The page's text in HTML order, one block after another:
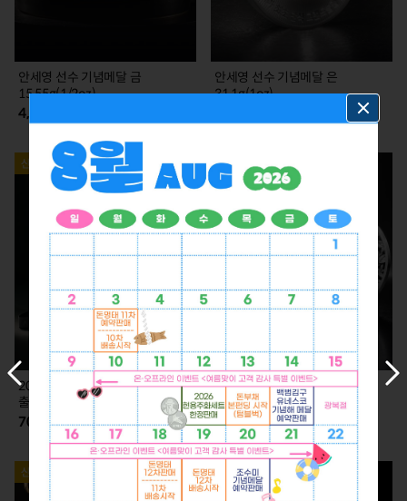
안세영 선수 기념메달 금
15.55g(1/2oz)
4,785,000
안세영 선수 기념메달 은
31.1g(1oz)
2026 KLPGA 카드형 실버 (7.2.
출고)
70,000
2026 KLPGA 기념 은메달 (7.2.
출고)
350,000
이
전
슬
이
드
다
이